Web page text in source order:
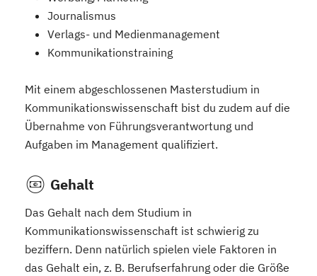
Journalismus
Verlags- und Medienmanagement
Kommunikationstraining
Mit einem abgeschlossenen Masterstudium in
Kommunikationswissenschaft bist du zudem auf die
Übernahme von Führungsverantwortung und
Aufgaben im Management qualifiziert.
Gehalt
Das Gehalt nach dem Studium in
Kommunikationswissenschaft ist schwierig zu
beziffern. Denn natürlich spielen viele Faktoren in
das Gehalt ein, z. B. Berufserfahrung oder die Größe